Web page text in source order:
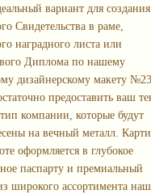
вариант для создания
Свидетельства в раме,
наградного листа или
Диплома по нашему
дизайнерскому макету
предоставить ваш
компании, которые будут
на вечный металл.
оформляется в глубокое
паспарту и премиальный
широкого ассортимента